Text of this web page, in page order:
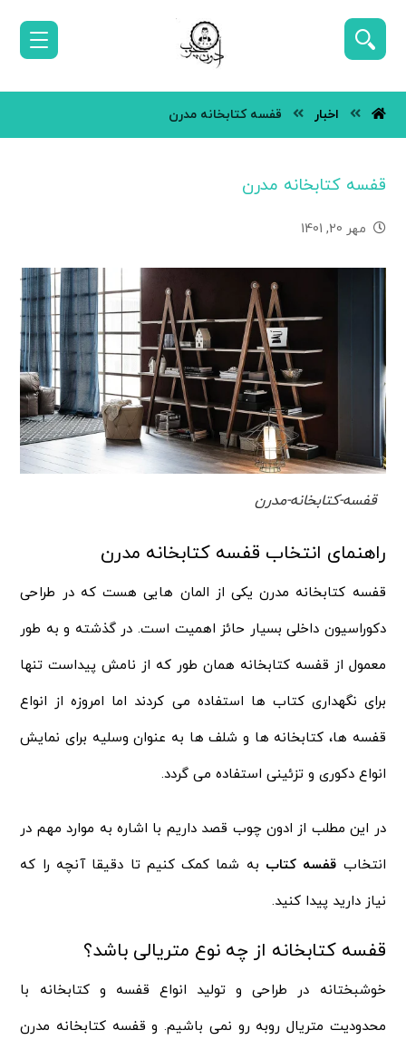
اخبار قفسه کتابخانه مدرن
قفسه کتابخانه مدرن
مهر 20, 1401
قفسه-کتابخانه-مدرن
راهنمای انتخاب قفسه کتابخانه مدرن
قفسه کتابخانه مدرن یکی از المان هایی هست که در طراحی
دکوراسیون داخلی بسیار حائز اهمیت است. در گذشته و به طور
معمول از قفسه کتابخانه همان طور که از نامش پیداست تنها
برای نگهداری کتاب ها استفاده می کردند اما امروزه از انواع
قفسه ها، کتابخانه ها و شلف ها به عنوان وسلیه برای نمایش
انواع دکوری و تزئینی استفاده می گردد.
در این مطلب از ادون چوب قصد داریم با اشاره به موارد مهم در
انتخاب قفسه کتاب به شما کمک کنیم تا دقیقا آنچه را که
نیاز دارید پیدا کنید.
قفسه کتابخانه از چه نوع متریالی باشد؟
خوشبختانه در طراحی و تولید انواع قفسه و کتابخانه با
محدودیت متریال روبه رو نمی باشیم. و قفسه کتابخانه مدرن